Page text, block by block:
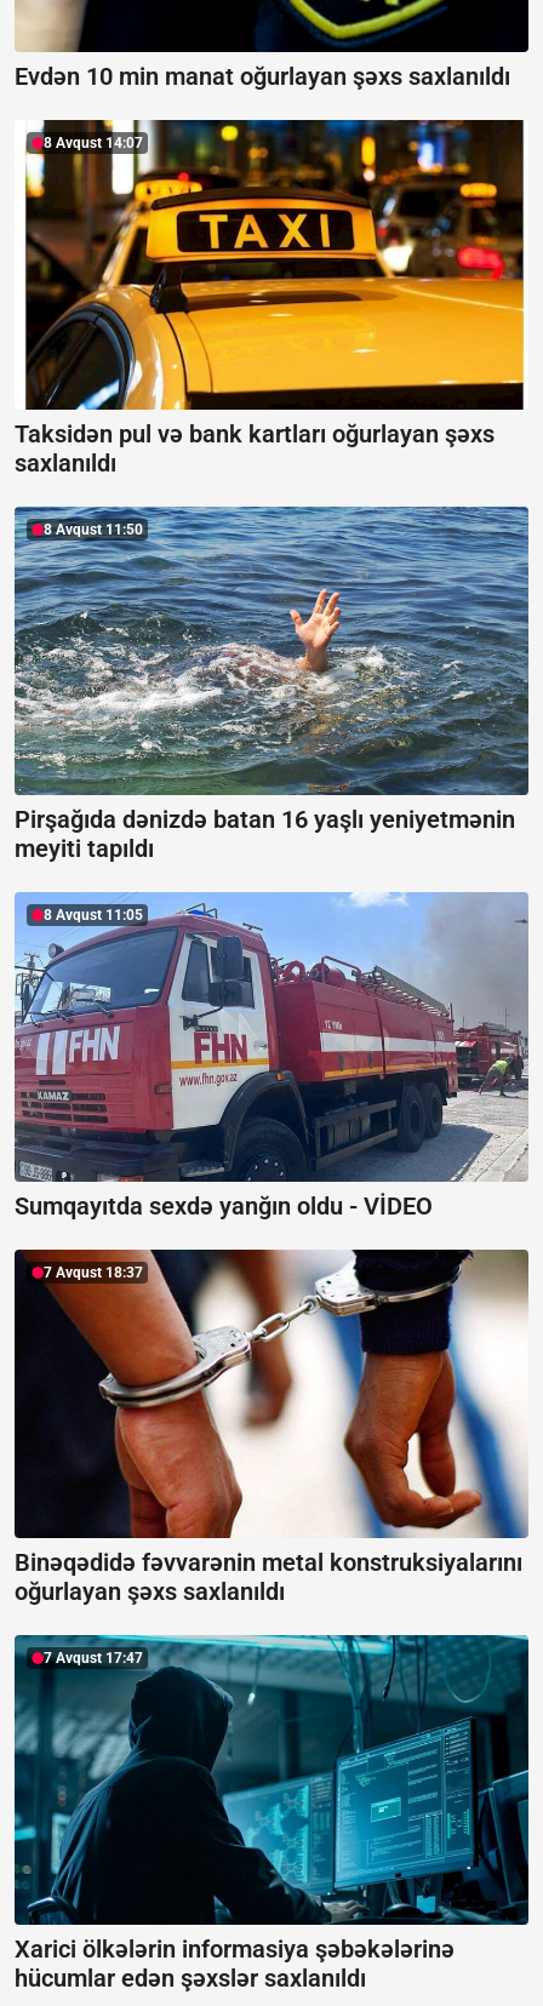
Evdən 10 min manat oğurlayan şəxs saxlanıldı
8 Avqust 14:07
Taksidən pul və bank kartları oğurlayan şəxs
saxlanıldı
8 Avqust 11:50
Pirşağıda dənizdə batan 16 yaşlı yeniyetmənin
meyiti tapıldı
8 Avqust 11:05
Sumqayıtda sexdə yanğın oldu - VİDEO
7 Avqust 18:37
Binəqədidə fəvvarənin metal konstruksiyalarını
oğurlayan şəxs saxlanıldı
7 Avqust 17:47
Xarici ölkələrin informasiya şəbəkələrinə
hücumlar edən şəxslər saxlanıldı